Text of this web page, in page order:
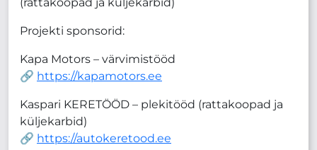
Projekti sponsorid:
Kapa Motors – värvimistööd
🔗 https://kapamotors.ee
Kaspari KERETÖÖD – plekitööd (rattakoopad ja
küljekarbid)
🔗 https://autokeretood.ee